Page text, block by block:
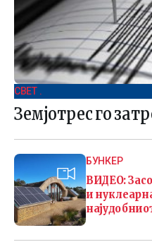
СВЕТ .
Земјотрес го
БУНКЕР
ВИДЕО:
и